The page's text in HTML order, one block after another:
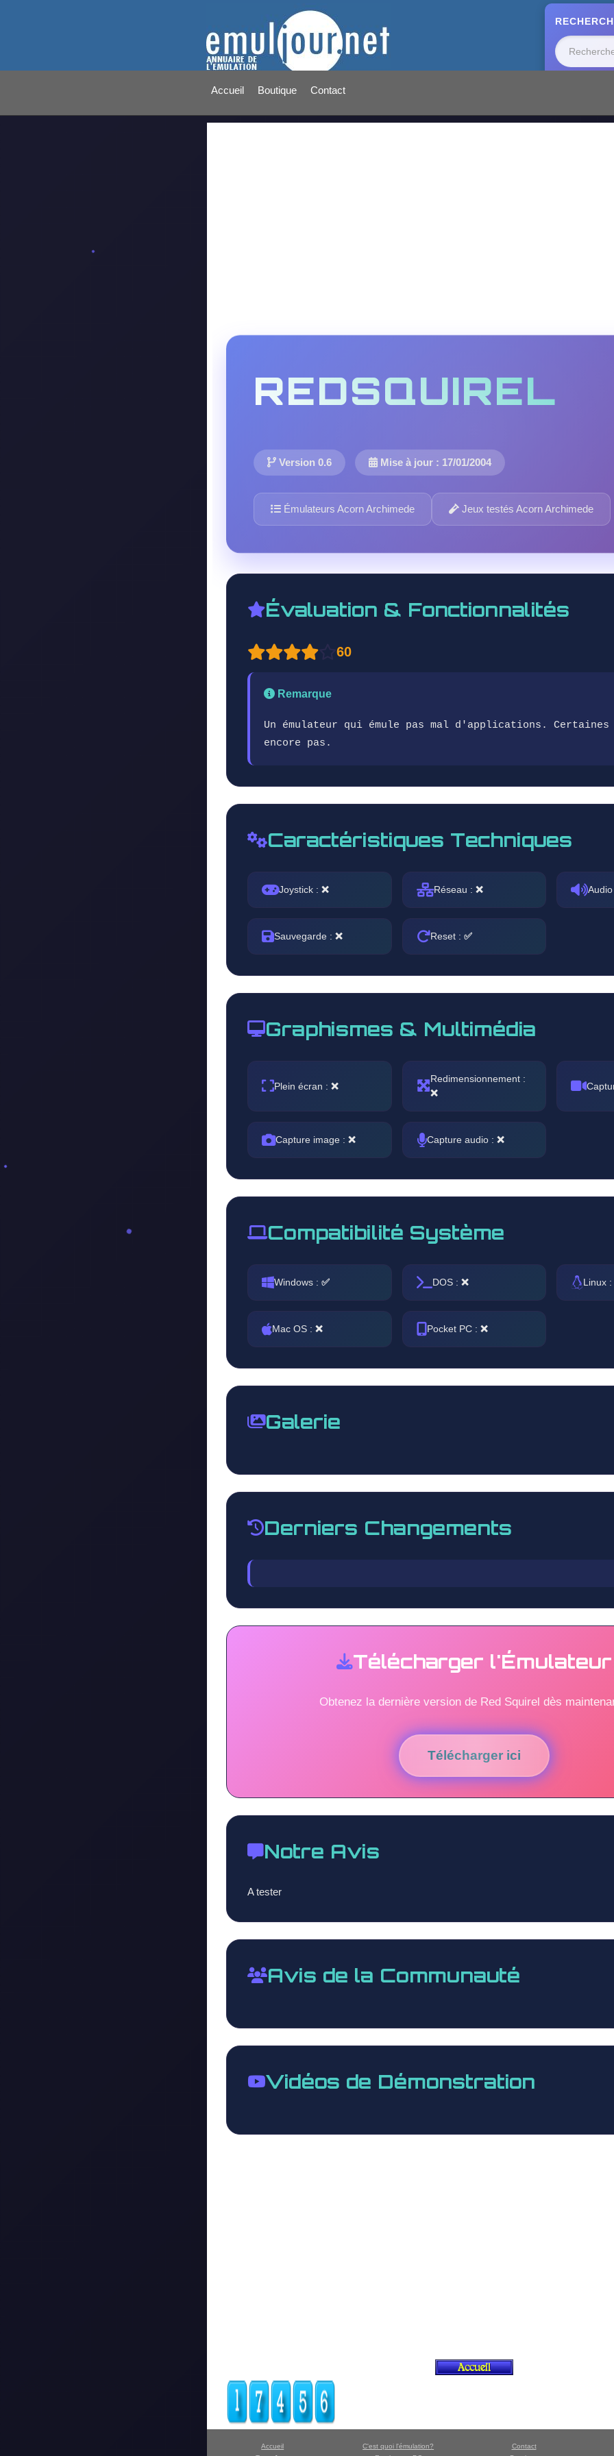
Accueil Boutique Contact
REDSQUIREL
Version 0.6 Mise à jour : 17/01/2004
Émulateurs Acorn Archimede Jeux testés Acorn Archimede
Évaluation & Fonctionnalités
60
Remarque
Un émulateur qui émule pas mal d'applications. Certaines
encore pas.
Caractéristiques Techniques
Joystick : ❌ Réseau : ❌
Sauvegarde : ❌ Reset : ✅
Graphismes & Multimédia
Plein écran : ❌
Redimensionnement :
❌
Capture image : ❌ Capture audio : ❌
Compatibilité Système
Windows : ✅ DOS : ❌ Linux
Mac OS : ❌ Pocket PC : ❌
Galerie
Derniers Changements
Télécharger l'Émulateur
Obtenez la dernière version de Red Squirel dès
Télécharger ici
Notre Avis
A tester
Avis de la Communauté
Vidéos de Démonstration
Accueil
C'est quoi l'émulation?
Contact